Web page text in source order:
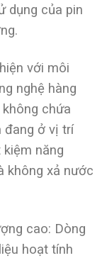
dụng của pin
với môi
nghệ hàng
chứa
đang ở vị trí
năng
không xả nước
cao: Dòng
hoạt tính